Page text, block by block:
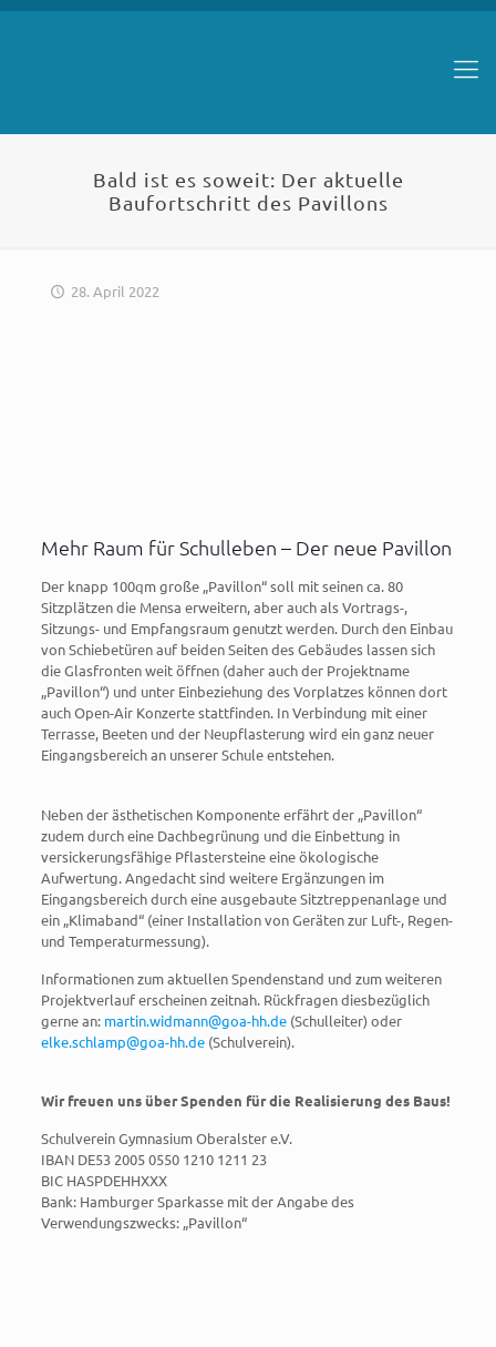
Bald ist es soweit: Der aktuelle
Baufortschritt des Pavillons
28. April 2022
Mehr Raum für Schulleben – Der neue Pavillon
Der knapp 100qm große „Pavillon“ soll mit seinen ca. 80
Sitzplätzen die Mensa erweitern, aber auch als Vortrags-,
Sitzungs- und Empfangsraum genutzt werden. Durch den Einbau
von Schiebetüren auf beiden Seiten des Gebäudes lassen sich
die Glasfronten weit öffnen (daher auch der Projektname
„Pavillon“) und unter Einbeziehung des Vorplatzes können dort
auch Open-Air Konzerte stattfinden. In Verbindung mit einer
Terrasse, Beeten und der Neupflasterung wird ein ganz neuer
Eingangsbereich an unserer Schule entstehen.
Neben der ästhetischen Komponente erfährt der „Pavillon“
zudem durch eine Dachbegrünung und die Einbettung in
versickerungsfähige Pflastersteine eine ökologische
Aufwertung. Angedacht sind weitere Ergänzungen im
Eingangsbereich durch eine ausgebaute Sitztreppenanlage und
ein „Klimaband“ (einer Installation von Geräten zur Luft-, Regen-
und Temperaturmessung).
Informationen zum aktuellen Spendenstand und zum weiteren
Projektverlauf erscheinen zeitnah. Rückfragen diesbezüglich
gerne an: martin.widmann@goa-hh.de(Schulleiter) oder
elke.schlamp@goa-hh.de(Schulverein).
Wir freuen uns über Spenden für die Realisierung des Baus!
Schulverein Gymnasium Oberalster e.V.
IBAN DE53 2005 0550 1210 1211 23
BIC HASPDEHHXXX
Bank: Hamburger Sparkasse mit der Angabe des
Verwendungszwecks: „Pavillon“